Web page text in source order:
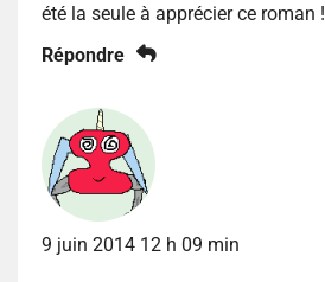
été la seule à apprécier ce roman !
Répondre
9 juin 2014 12 h 09 min